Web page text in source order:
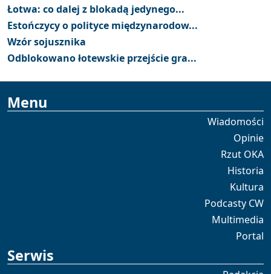
Łotwa: co dalej z blokadą jedynego...
Estończycy o polityce międzynarodow...
Wzór sojusznika
Odblokowano łotewskie przejście gra...
Menu
Wiadomości
Opinie
Rzut OKA
Historia
Kultura
Podcasty CW
Multimedia
Portal
Serwis